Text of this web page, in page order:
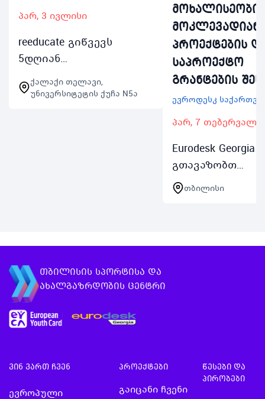
პარ, 3 ივლისი
reeducate გიწვევს
5დღიან
ბანაკში თელავში
ქალაქი თელავი,
უნივერსიტეტის ქუჩა N5ა
პროექტების
საპროექტო
გრანტების
ევროდესკ
პარ, 7 თებერვალი
Eurodesk Georgia
გთავაზობთ
საინფორმაციო
შეხვედრების
სტაჟირება
თბილისი
თბილისის სპორტისა და
ახალგაზრდობის ცენტრი
ვინ ვართ ჩვენ
ევროპული
პროექტები
გაიცანი ჩვენი
წესები და
პირობები